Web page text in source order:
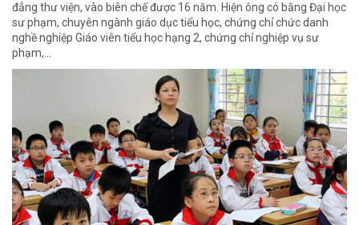
đẳng thư viện, vào biên chế được 16 năm. Hiện ông có bằng Đại học
sư phạm, chuyên ngành giáo dục tiểu học, chứng chỉ chức danh
nghề nghiệp Giáo viên tiểu học hạng 2, chứng chỉ nghiệp vụ sư
phạm,…